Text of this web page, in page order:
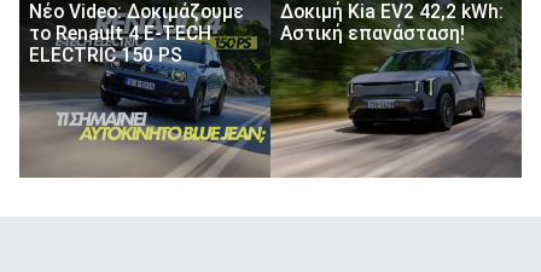
Νέο Video: Δοκιμάζουμε
το Renault 4 E-TECH
ELECTRIC 150 PS
Δοκιμή Kia EV2 42,2 kWh:
Αστική επανάσταση!